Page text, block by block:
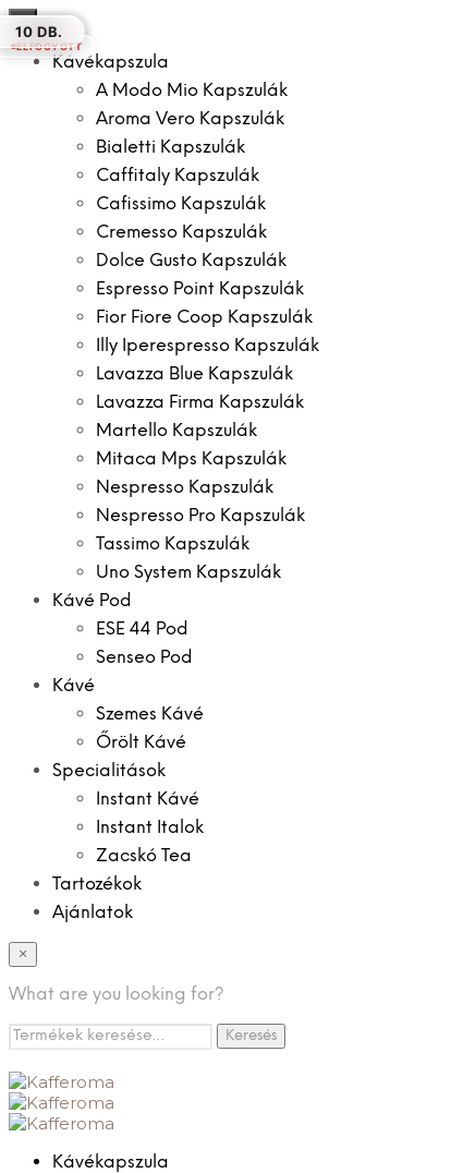
×
Kávékapszula
A Modo Mio Kapszulák
Aroma Vero Kapszulák
Bialetti Kapszulák
Caffitaly Kapszulák
Cafissimo Kapszulák
Cremesso Kapszulák
Dolce Gusto Kapszulák
Espresso Point Kapszulák
Fior Fiore Coop Kapszulák
Illy Iperespresso Kapszulák
Lavazza Blue Kapszulák
Lavazza Firma Kapszulák
Martello Kapszulák
Mitaca Mps Kapszulák
Nespresso Kapszulák
Nespresso Pro Kapszulák
Tassimo Kapszulák
Uno System Kapszulák
Kávé Pod
ESE 44 Pod
Senseo Pod
Kávé
Szemes Kávé
Őrölt Kávé
Specialitások
Instant Kávé
Instant Italok
Zacskó Tea
Tartozékok
Ajánlatok
×
What are you looking for?
Keresés
a
következőre:
Keresés
Kávékapszula
10 DB.
50 DB.
20 DB.
10 DB.
10 DB.
10 DB.
ELFOGYOTT
10 DB.